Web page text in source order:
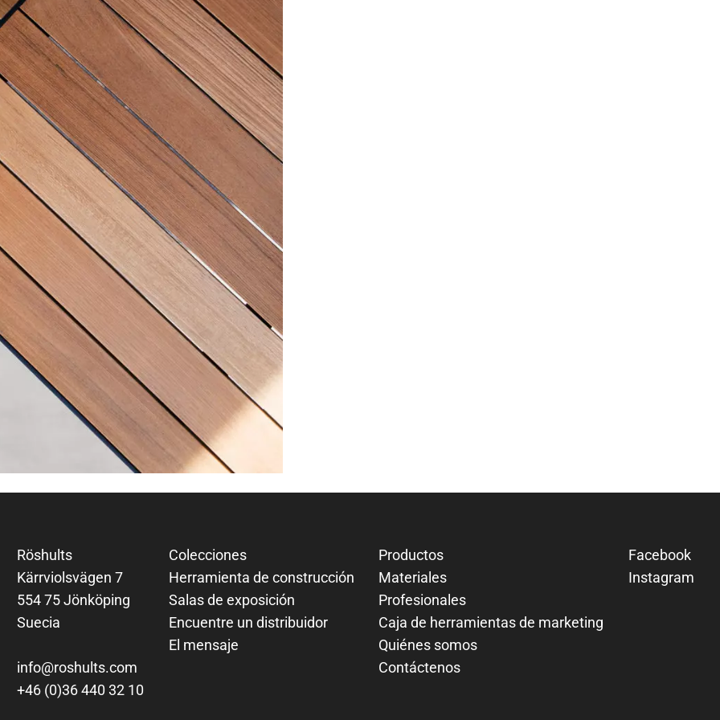
Röshults
Kärrviolsvägen 7
554 75 Jönköping
Suecia
info@roshults.com
+46 (0)36 440 32 10
Colecciones
Herramienta de construcción
Salas de exposición
Encuentre un distribuidor
El mensaje
Productos
Materiales
Profesionales
Caja de herramientas de marketing
Quiénes somos
Contáctenos
Facebook
Instagram